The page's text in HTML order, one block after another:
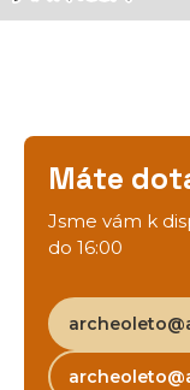
Máte
Jsme vám k
do 16:00